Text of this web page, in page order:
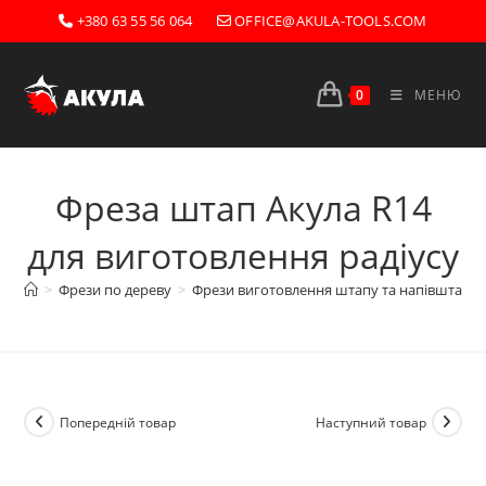
Перейти
до
+380 63 55 56 064 OFFICE@AKULA-TOOLS.COM
0 МЕНЮ
Фреза штап Акула R14
для виготовлення радіусу
> Фрези по дереву > Фрези виготовлення штапу та напівштапів
Попередній товар Наступний товар